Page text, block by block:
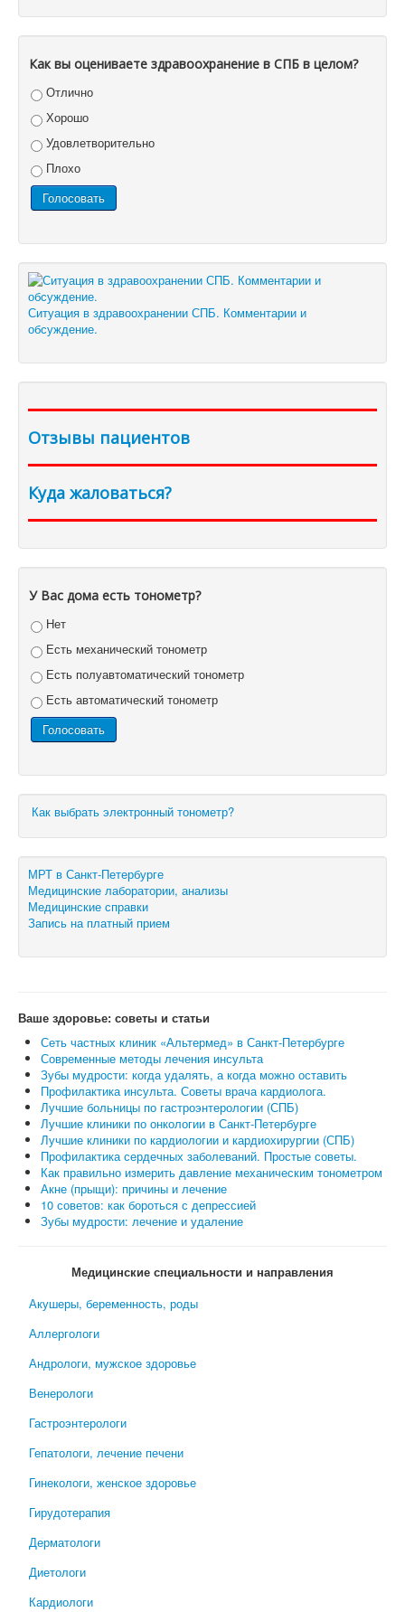
Как вы оцениваете здравоохранение в СПБ в целом?
Отлично
Хорошо
Удовлетворительно
Плохо
Ситуация в здравоохранении СПБ. Комментарии и
обсуждение.
Отзывы пациентов
Куда жаловаться?
У Вас дома есть тонометр?
Нет
Есть механический тонометр
Есть полуавтоматический тонометр
Есть автоматический тонометр
Как выбрать электронный тонометр?
МРТ в Санкт-Петербурге
Медицинские лаборатории, анализы
Медицинские справки
Запись на платный прием
Ваше здоровье: советы и статьи
Сеть частных клиник «Альтермед» в Санкт-Петербурге
Современные методы лечения инсульта
Зубы мудрости: когда удалять, а когда можно оставить
Профилактика инсульта. Советы врача кардиолога.
Лучшие больницы по гастроэнтерологии (СПБ)
Лучшие клиники по онкологии в Санкт-Петербурге
Лучшие клиники по кардиологии и кардиохирургии (СПБ)
Профилактика сердечных заболеваний. Простые советы.
Как правильно измерить давление механическим тонометром
Акне (прыщи): причины и лечение
10 советов: как бороться с депрессией
Зубы мудрости: лечение и удаление
Медицинские специальности и направления
Акушеры, беременность, роды
Аллергологи
Андрологи, мужское здоровье
Венерологи
Гастроэнтерологи
Гепатологи, лечение печени
Гинекологи, женское здоровье
Гирудотерапия
Дерматологи
Диетологи
Кардиологи